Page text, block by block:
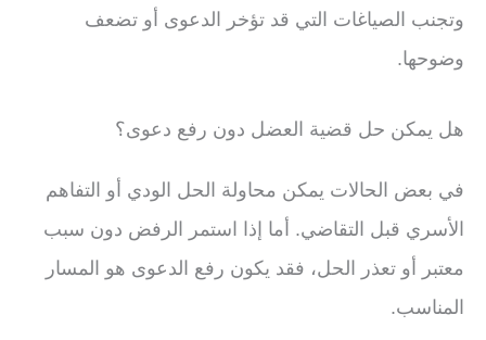
وتجنب الصياغات التي قد تؤخر الدعوى أو تضعف
وضوحها.
هل يمكن حل قضية العضل دون رفع دعوى؟
في بعض الحالات يمكن محاولة الحل الودي أو التفاهم
الأسري قبل التقاضي. أما إذا استمر الرفض دون سبب
معتبر أو تعذر الحل، فقد يكون رفع الدعوى هو المسار
المناسب.